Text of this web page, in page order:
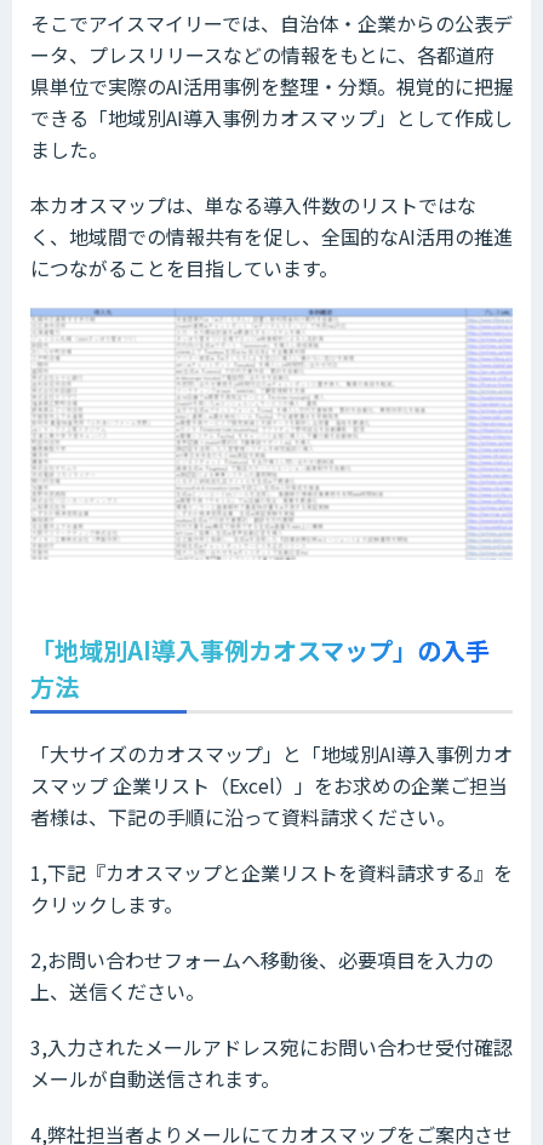
そこでアイスマイリーでは、自治体・企業からの公表デ
ータ、プレスリリースなどの情報をもとに、各都道府
県単位で実際のAI活用事例を整理・分類。視覚的に把握
できる「地域別AI導入事例カオスマップ」として作成し
ました。
本カオスマップは、単なる導入件数のリストではな
く、地域間での情報共有を促し、全国的なAI活用の推進
につながることを目指しています。
「地域別AI導入事例カオスマップ」の入手
方法
「大サイズのカオスマップ」と「地域別AI導入事例カオ
スマップ 企業リスト（Excel）」をお求めの企業ご担当
者様は、下記の手順に沿って資料請求ください。
1,下記『カオスマップと企業リストを資料請求する』を
クリックします。
2,お問い合わせフォームへ移動後、必要項目を入力の
上、送信ください。
3,入力されたメールアドレス宛にお問い合わせ受付確認
メールが自動送信されます。
4,弊社担当者よりメールにてカオスマップをご案内させ